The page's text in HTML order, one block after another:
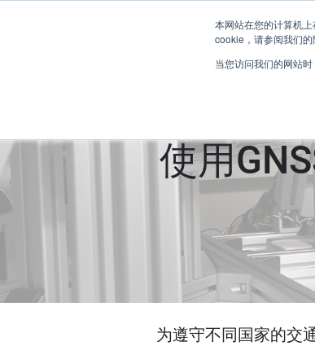
本网站在您的计算机
cookie，请参阅我们的
当您访问我们的网站
使用
为遵守不同国家的交